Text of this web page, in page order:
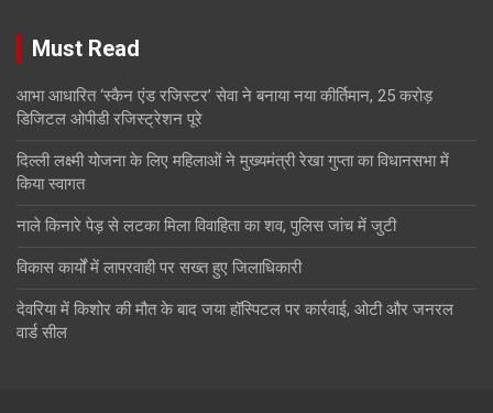
Must Read
आभा आधारित ‘स्कैन एंड रजिस्टर’ सेवा ने बनाया नया कीर्तिमान, 25 करोड़
डिजिटल ओपीडी रजिस्ट्रेशन पूरे
दिल्ली लक्ष्मी योजना के लिए महिलाओं ने मुख्यमंत्री रेखा गुप्ता का विधानसभा में
किया स्वागत
नाले किनारे पेड़ से लटका मिला विवाहिता का शव, पुलिस जांच में जुटी
विकास कार्यों में लापरवाही पर सख्त हुए जिलाधिकारी
देवरिया में किशोर की मौत के बाद जया हॉस्पिटल पर कार्रवाई, ओटी और जनरल
वार्ड सील